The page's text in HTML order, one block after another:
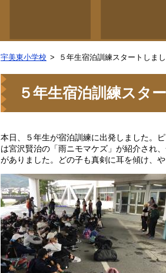
宇美東小学校 ５年生宿泊訓練スタートしま
５年生宿泊訓練スタ
本日、５年生が宿泊訓練に出発しました。
は宮沢賢治の「雨ニモマケズ」が紹介され
がありました。どの子も真剣に耳を傾け、